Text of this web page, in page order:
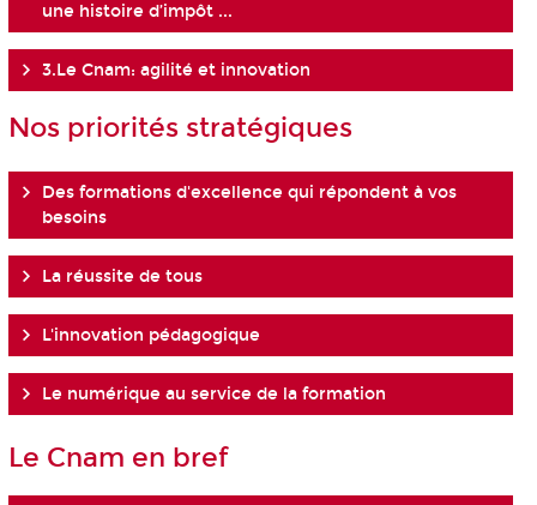
une histoire d’impôt ...
3.Le Cnam: agilité et innovation
Nos priorités stratégiques
Des formations d'excellence qui répondent à vos
besoins
La réussite de tous
L'innovation pédagogique
Le numérique au service de la formation
Le Cnam en bref